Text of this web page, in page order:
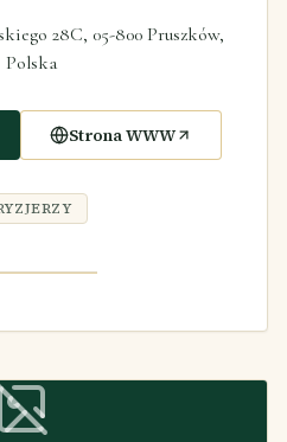
28C, 05-800 Pruszków,
Polska
Strona WWW